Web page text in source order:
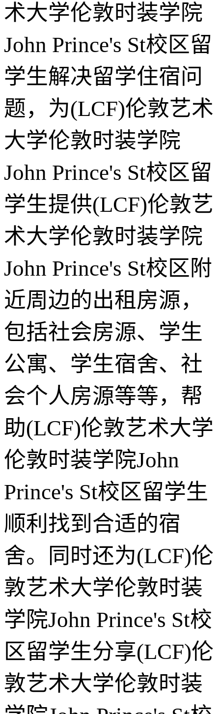
术大学伦敦时装学院
John Prince's St校区留
学生解决留学住宿问
题，为(LCF)伦敦艺术
大学伦敦时装学院
John Prince's St校区留
学生提供(LCF)伦敦艺
术大学伦敦时装学院
John Prince's St校区附
近周边的出租房源，
包括社会房源、学生
公寓、学生宿舍、社
会个人房源等等，帮
助(LCF)伦敦艺术大学
伦敦时装学院John
Prince's St校区留学生
顺利找到合适的宿
舍。同时还为(LCF)伦
敦艺术大学伦敦时装
学院John Prince's St校
区留学生分享(LCF)伦
敦艺术大学伦敦时装